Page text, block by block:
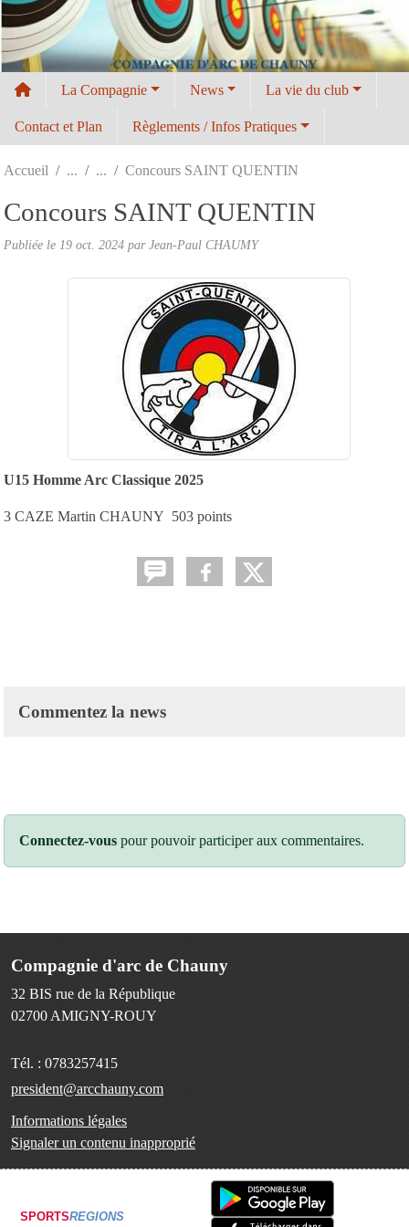
La Compagnie News La vie du club
Contact et Plan Règlements / Infos Pratiques
Accueil Concours SAINT QUENTIN
Concours SAINT QUENTIN
Publiée le 19 oct. 2024 parJean-Paul CHAUMY
U15 Homme Arc Classique 2025
3 CAZE Martin CHAUNY 503 points
Commentez la news
Connectez-vous pour pouvoir participer aux commentaires.
Compagnie d'arc de Chauny
32 BIS rue de la République
02700 AMIGNY-ROUY
Tél. : 0783257415
president@arcchauny.com
Informations légales
Signaler un contenu inapproprié
SPORTSREGIONS
Panneau de gestion des cookies